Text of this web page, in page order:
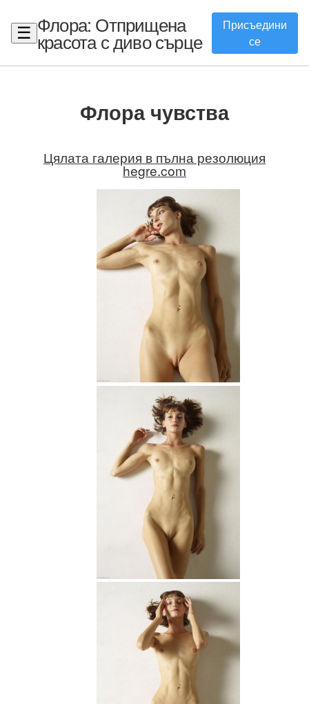
☰ Флора: Отприщена
красота с диво сърце
Присъедини
се
Флора чувства
Цялата галерия в пълна резолюция
hegre.com